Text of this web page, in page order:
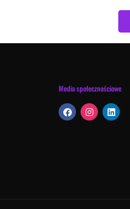
Media społecznościowe